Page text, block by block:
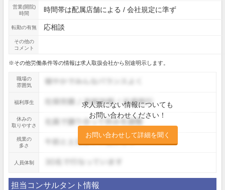
営業(開院)
時間
時間帯は配属店舗による / 会社規定に準ず
転勤の有無 応相談
その他の
コメント
※その他労働条件等の情報は求人取扱会社から別途明示します。
職場の
雰囲気
求人票にない情報についても
お問い合わせください！
お問い合わせして詳細を聞く
福利厚生
休みの
取りやすさ
残業の
多さ
人員体制
担当コンサルタント情報